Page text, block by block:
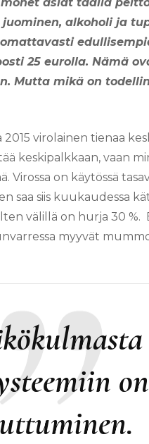
alkoholi ja
25 eurolla. Nämä
Mutta mikä on
virolainen tienaa
keskipalkkaan, vaan
Virossa on käytössä
saa siis kuukaudessa
välillä on hurja 30 %.
myyvät